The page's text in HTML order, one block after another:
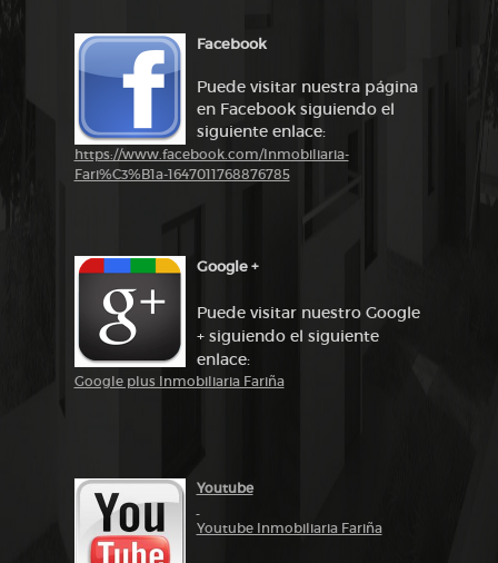
Facebook
Puede visitar nuestra página
en Facebook siguiendo el
siguiente enlace:
https://www.facebook.com/Inmobiliaria-
Fari%C3%B1a-1647011768876785
Google +
Puede visitar nuestro Google
+ siguiendo el siguiente
enlace:
Google plus Inmobiliaria Fariña
Youtube
Youtube Inmobiliaria Fariña